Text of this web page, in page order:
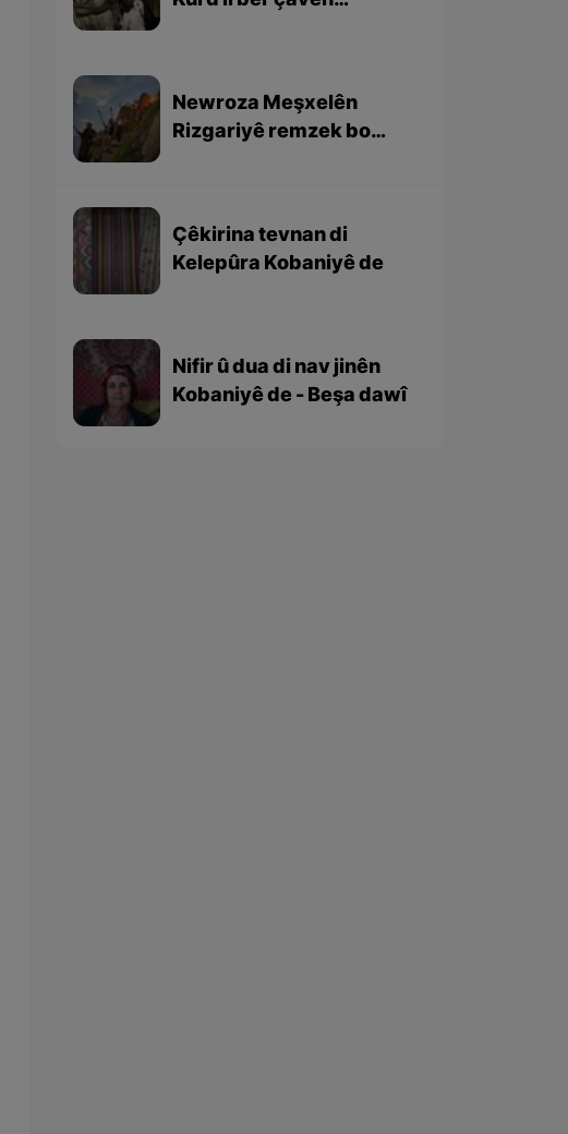
Newroza Meşxelên
Rizgariyê remzek bo
Çêkirina tevnan di
Kelepûra Kobaniyê de
Nifir û dua di nav jinên
Kobaniyê de - Beşa dawî